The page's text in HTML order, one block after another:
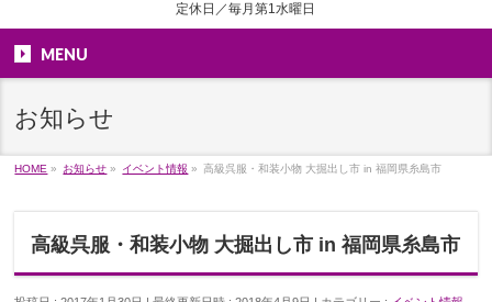
定休日／毎月第1水曜日
MENU
お知らせ
HOME » お知らせ » イベント情報 » 高級呉服・和装小物 大掘出し市 in 福岡県糸島市
高級呉服・和装小物 大掘出し市 in 福岡県糸島市